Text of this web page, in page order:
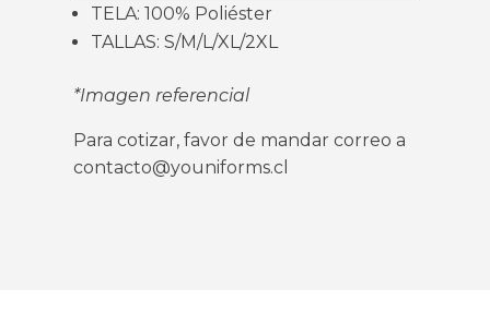
TELA: 100% Poliéster
TALLAS: S/M/L/XL/2XL
*Imagen referencial
Para cotizar, favor de mandar correo a
contacto@youniforms.cl